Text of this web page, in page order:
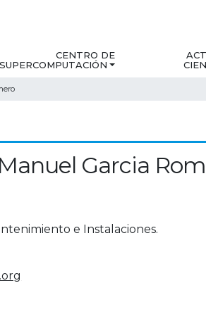
CENTRO DE
SUPERCOMPUTACIÓN
Garcia
e Instalaciones.